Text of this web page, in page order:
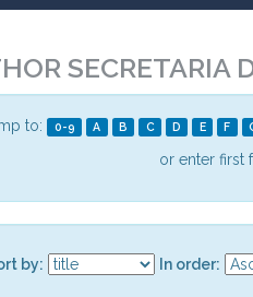
SECRETARIA
to: 0-9 A B C D E F
or enter first
by: In order: